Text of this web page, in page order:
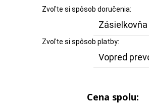
Zvoľte si spôsob doručenia:
Zvoľte si spôsob platby:
Cena spolu: